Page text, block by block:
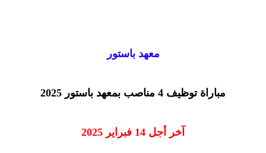
معهد باستور
مباراة توظيف 4 مناصب بمعهد باستور 2025
آخر أجل 14 فبراير 2025